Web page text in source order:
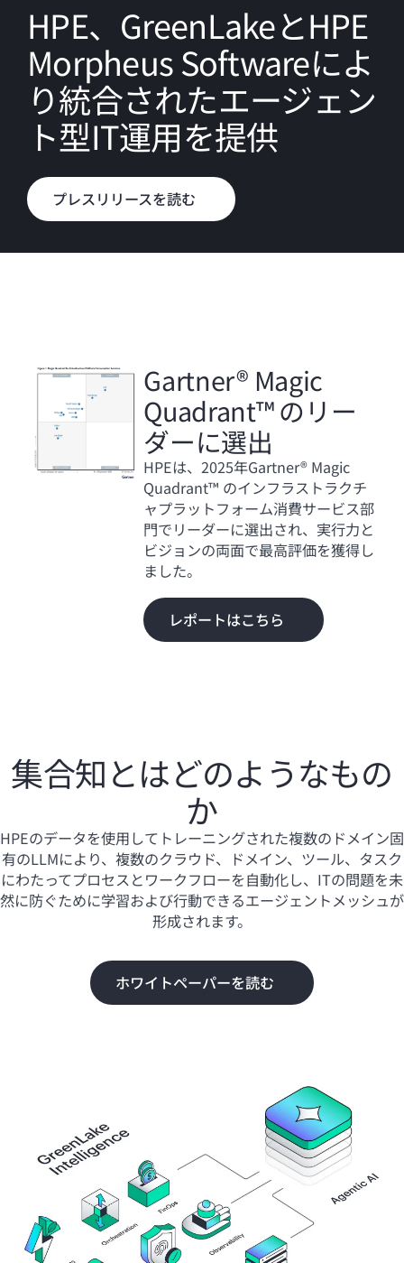
HPE、GreenLakeとHPE
Morpheus Softwareによ
り統合されたエージェン
ト型IT運用を提供
プレスリリースを読む
Gartner® Magic
Quadrant™ のリー
ダーに選出
HPEは、2025年Gartner® Magic
Quadrant™ のインフラストラクチ
ャプラットフォーム消費サービス部
門でリーダーに選出され、実行力と
ビジョンの両面で最高評価を獲得し
ました。
レポートはこちら
集合知とはどのようなもの
か
HPEのデータを使用してトレーニングされた複数のドメイン固
有のLLMにより、複数のクラウド、ドメイン、ツール、タスク
にわたってプロセスとワークフローを自動化し、ITの問題を未
然に防ぐために学習および行動できるエージェントメッシュが
形成されます。
ホワイトペーパーを読む